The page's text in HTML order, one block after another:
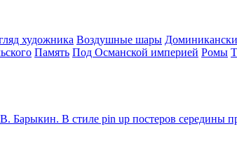
художника Воздушные шары
Память Под Османской империей Ромы